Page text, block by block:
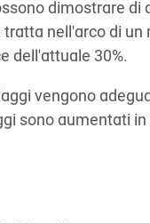
dimostrare di
nell'arco di un
dell'attuale 30%.
vengono
sono aumentati in